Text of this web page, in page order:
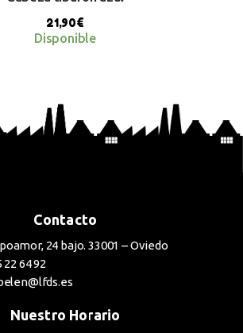
21,90€
Disponible
Contacto
24 bajo. 33001 – Oviedo
22 64 92
Nuestro Horario